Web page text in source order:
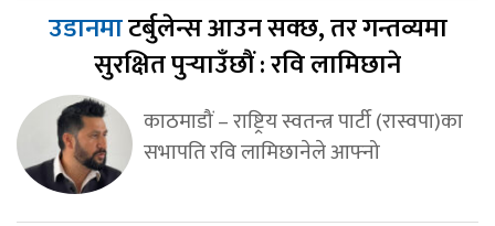
उडानमाटर्बुलेन्स आउन सक्छ, तर गन्तव्यमा
सुरक्षित पुर्‍याउँछौं : रवि लामिछाने
काठमाडौं – राष्ट्रिय स्वतन्त्र पार्टी (रास्वपा)का
सभापति रवि लामिछानेले आफ्नो